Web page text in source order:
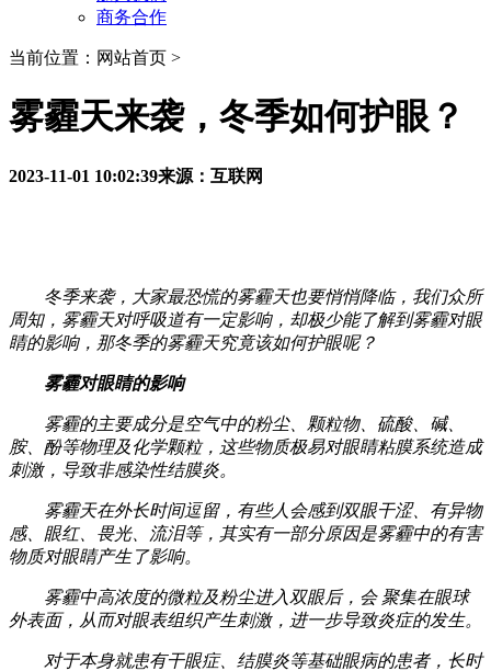
商务合作
当前位置：网站首页 >
雾霾天来袭，冬季如何护眼？
2023-11-01 10:02:39来源：互联网
冬季来袭，大家最恐慌的雾霾天也要悄悄降临，我们众所
周知，雾霾天对呼吸道有一定影响，却极少能了解到雾霾对眼
睛的影响，那冬季的雾霾天究竟该如何护眼呢？
雾霾对眼睛的影响
雾霾的主要成分是空气中的粉尘、颗粒物、硫酸、碱、
胺、酚等物理及化学颗粒，这些物质极易对眼睛粘膜系统造成
刺激，导致非感染性结膜炎。
雾霾天在外长时间逗留，有些人会感到双眼干涩、有异物
感、眼红、畏光、流泪等，其实有一部分原因是雾霾中的有害
物质对眼睛产生了影响。
雾霾中高浓度的微粒及粉尘进入双眼后，会 聚集在眼球
外表面，从而对眼表组织产生刺激，进一步导致炎症的发生。
对于本身就患有干眼症、结膜炎等基础眼病的患者，长时